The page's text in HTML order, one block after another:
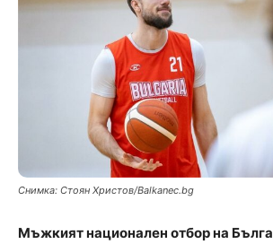
Снимка: Стоян Христов/Balkanec.bg
Мъжкият национален отбор на